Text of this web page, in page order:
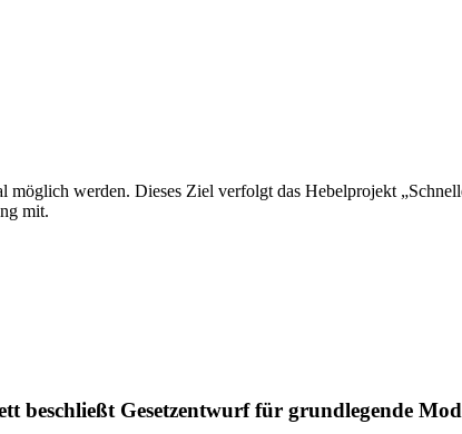
werden. Dieses Ziel verfolgt das Hebelprojekt
mit.
beschließt Gesetzentwurf für grundlegende